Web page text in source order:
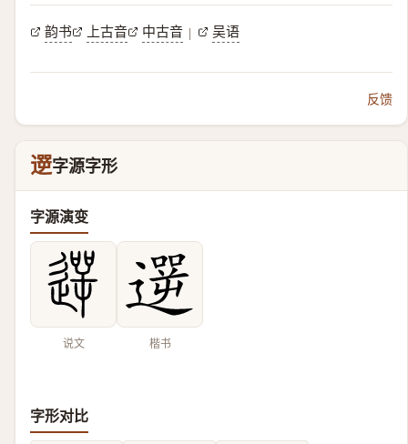
韵书 上古音 中古音 | 吴语
反馈
遻字源字形
字源演变
说文 楷书
字形对比